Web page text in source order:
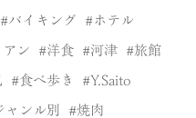
バイキング ホテル
アン 洋食 河津 旅館
食べ歩き Y.Saito
ャンル別 焼肉